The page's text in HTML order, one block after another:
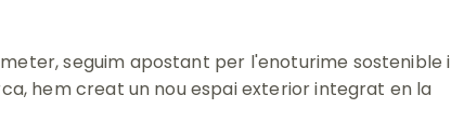
seguim apostant per l'enoturime sostenible i
hem creat un nou espai exterior integrat en la